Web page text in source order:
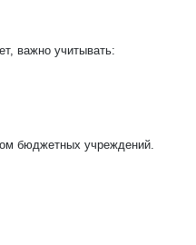
важно учитывать:
бюджетных учреждений.